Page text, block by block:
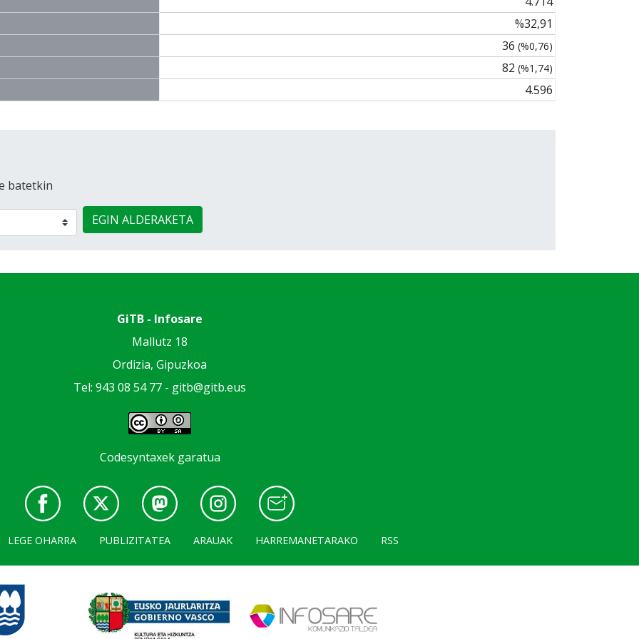
%32,91
36 (%0,76)
82 (%1,74)
4.596
batetkin
EGIN ALDERAKETA
GiTB - Infosare
Mallutz 18
Ordizia, Gipuzkoa
Tel: 943 08 54 77 - gitb@gitb.eus
Codesyntaxek garatua
LEGE OHARRA PUBLIZITATEA ARAUAK HARREMANETARAKO RSS